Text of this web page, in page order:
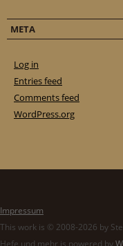
META
Log in
Entries feed
Comments feed
WordPress.org
Impressum
This work is © 2008-2026 by
Hefe und mehr is powered by